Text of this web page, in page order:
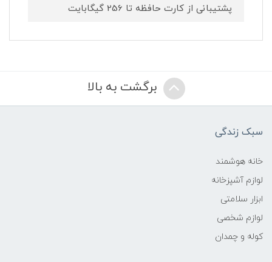
پشتیبانی از کارت حافظه تا 256 گیگابایت
برگشت به بالا
سبک زندگی
خانه هوشمند
لوازم آشپزخانه
ابزار سلامتی
لوازم شخصی
کوله و چمدان